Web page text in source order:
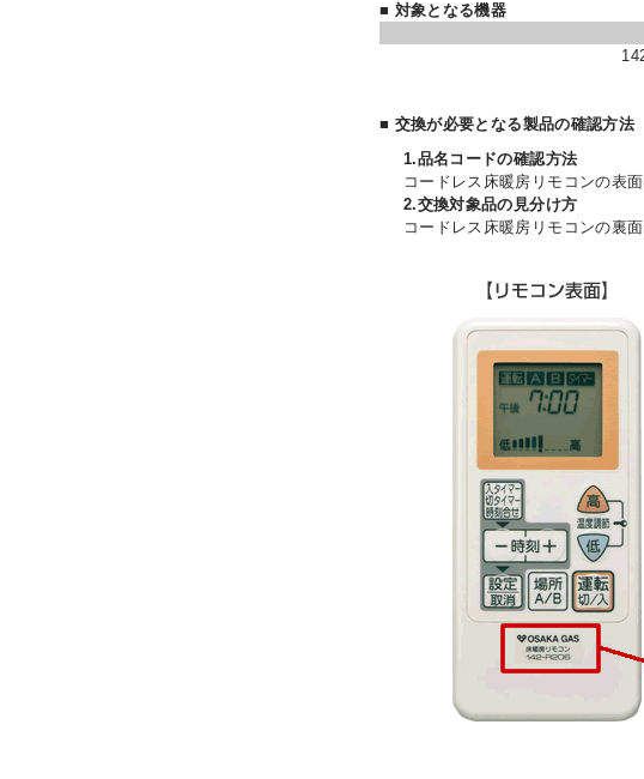
■ 対象となる機器
■ 交換が必要となる製品の確認方法
1.品名コードの確認方法
コードレス床暖房リモコンの表
2.交換対象品の見分け方
コードレス床暖房リモコンの裏